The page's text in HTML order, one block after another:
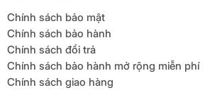
Chính sách bảo mật
Chính sách bảo hành
Chính sách đổi trả
Chính sách bảo hành mở rộng miễn phí
Chính sách giao hàng